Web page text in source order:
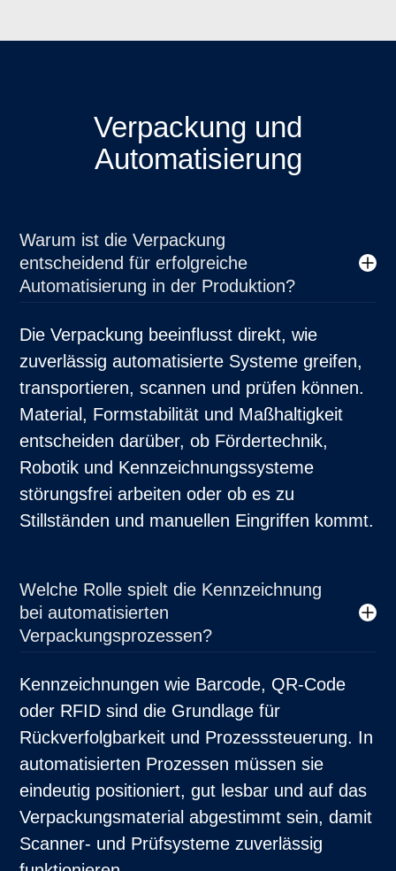
Verpackung und
Automatisierung
Warum ist die Verpackung
entscheidend für erfolgreiche
Automatisierung in der Produktion?
Die Verpackung beeinflusst direkt, wie
zuverlässig automatisierte Systeme greifen,
transportieren, scannen und prüfen können.
Material, Formstabilität und Maßhaltigkeit
entscheiden darüber, ob Fördertechnik,
Robotik und Kennzeichnungssysteme
störungsfrei arbeiten oder ob es zu
Stillständen und manuellen Eingriffen kommt.
Welche Rolle spielt die Kennzeichnung
bei automatisierten
Verpackungsprozessen?
Kennzeichnungen wie Barcode, QR-Code
oder RFID sind die Grundlage für
Rückverfolgbarkeit und Prozesssteuerung. In
automatisierten Prozessen müssen sie
eindeutig positioniert, gut lesbar und auf das
Verpackungsmaterial abgestimmt sein, damit
Scanner- und Prüfsysteme zuverlässig